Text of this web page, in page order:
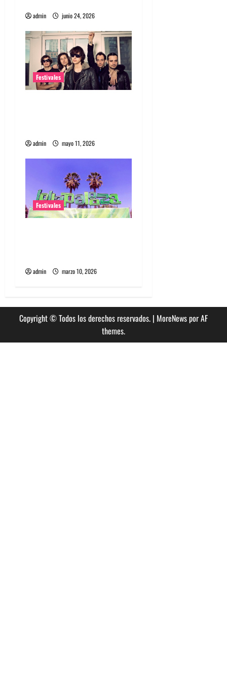
admin junio 24, 2026
Festivales
admin mayo 11, 2026
Festivales
admin marzo 10, 2026
Copyright © Todos los derechos reservados. | MoreNewspor AF
themes.